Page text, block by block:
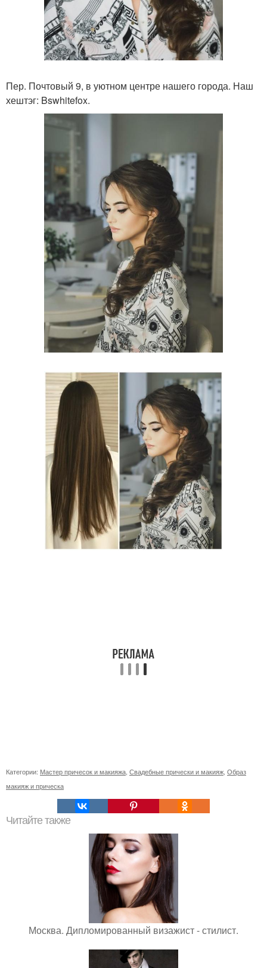
Пер. Почтовый 9, в уютном центре нашего города. Наш
хештэг: Bswhitefox.
Категории: Мастер причесок и макияжа, Свадебные прически и макияж, Образ
макияж и прическа
Читайте также
Москва. Дипломированный визажист - стилист.